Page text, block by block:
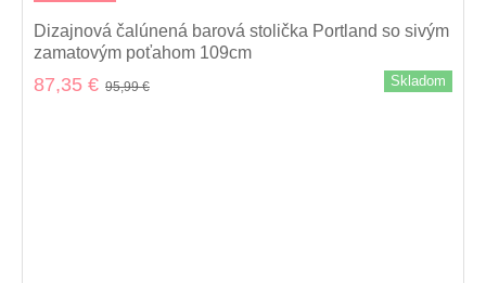
Dizajnová čalúnená barová stolička Portland so sivým
zamatovým poťahom 109cm
87,35 € 95,99 € Skladom